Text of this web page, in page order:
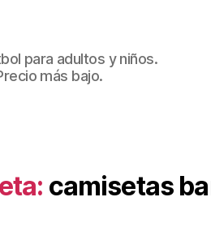
para adultos y niños.
más bajo.
camisetas